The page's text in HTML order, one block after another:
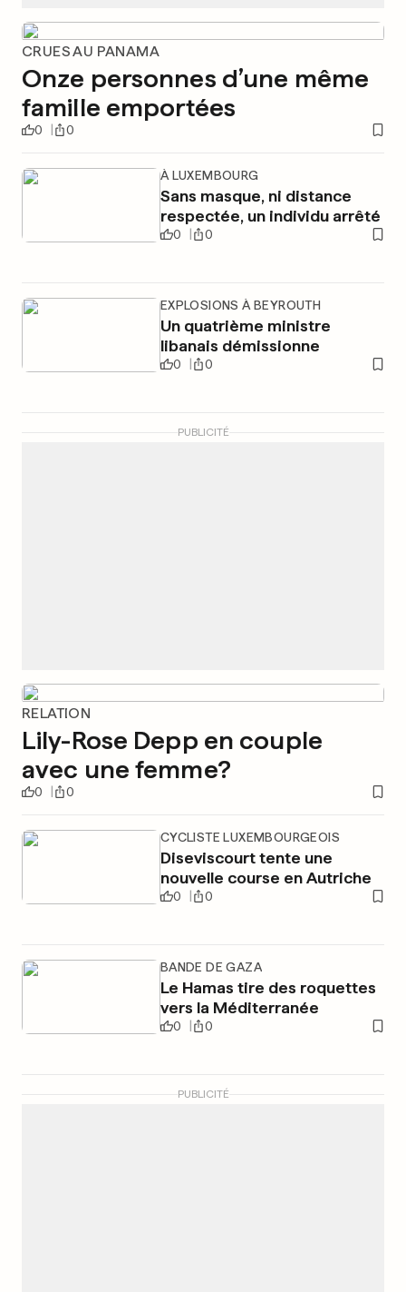
CRUES AU PANAMA
Onze personnes d’une même
famille emportées
0 0
À LUXEMBOURG
Sans masque, ni distance
respectée, un individu arrêté
0 0
EXPLOSIONS À BEYROUTH
Un quatrième ministre
libanais démissionne
0 0
PUBLICITÉ
RELATION
Lily-Rose Depp en couple
avec une femme?
0 0
CYCLISTE LUXEMBOURGEOIS
Diseviscourt tente une
nouvelle course en Autriche
0 0
BANDE DE GAZA
Le Hamas tire des roquettes
vers la Méditerranée
0 0
PUBLICITÉ